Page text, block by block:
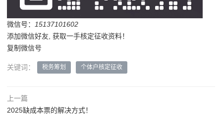
微信号： 15137101602
添加微信好友, 获取一手核定征收资料！
复制微信号
关键词： 税务筹划 个体户核定征收
上一篇
2025缺成本票的解决方式！